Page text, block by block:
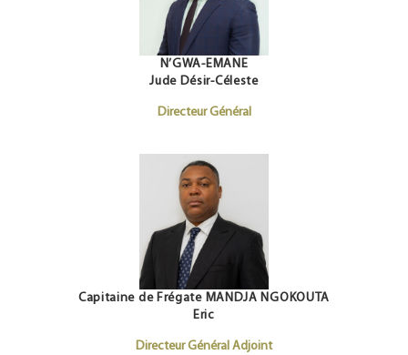
N’GWA-EMANE
Jude Désir-Céleste
Directeur Général
Capitaine de Frégate MANDJA NGOKOUTA
Eric
Directeur Général Adjoint